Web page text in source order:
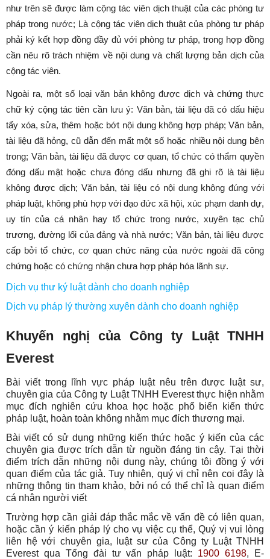
như trên sẽ được làm cộng tác viên dịch thuật của các phòng tư
pháp trong nước; Là cộng tác viên dịch thuật của phòng tư pháp
phải ký kết hợp đồng đầy đủ với phòng tư pháp, trong hợp đồng
cần nêu rõ trách nhiệm về nội dung và chất lượng bản dịch của
cộng tác viên.
Ngoài ra, một số loại văn bản không được dịch và chứng thực
chữ ký cộng tác tiên cần lưu ý: Văn bản, tài liệu đã có dấu hiệu
tẩy xóa, sửa, thêm hoặc bớt nội dung không hợp pháp; Văn bản,
tài liệu đã hỏng, cũ dẫn đến mất một số hoặc nhiều nội dung bên
trong; Văn bản, tài liệu đã được cơ quan, tổ chức có thẩm quyền
đóng dấu mật hoặc chưa đóng dấu nhưng đã ghi rõ là tài liệu
không được dịch; Văn bản, tài liệu có nội dung không đúng với
pháp luật, không phù hợp với đạo đức xã hội, xúc phạm danh dự,
uy tín của cá nhân hay tổ chức trong nước, xuyên tạc chủ
trương, đường lối của đảng và nhà nước; Văn bản, tài liệu được
cấp bởi tổ chức, cơ quan chức năng của nước ngoài đã công
chứng hoặc có chứng nhận chưa hợp pháp hóa lãnh sự.
Dịch vụ thư ký luật dành cho doanh nghiệp
Dịch vụ pháp lý thường xuyên dành cho doanh nghiệp
Khuyến nghị của Công ty Luật TNHH
Everest
Bài viết trong lĩnh vực pháp luật nêu trên được luật sư,
chuyên gia của Công ty Luật TNHH Everest thực hiện nhằm
mục đích nghiên cứu khoa học hoặc phổ biến kiến thức
pháp luật, hoàn toàn không nhằm mục đích thương mại.
Bài viết có sử dụng những kiến thức hoặc ý kiến của các
chuyên gia được trích dẫn từ nguồn đáng tin cậy. Tại thời
điểm trích dẫn những nội dung này, chúng tôi đồng ý với
quan điểm của tác giả. Tuy nhiên, quý vị chỉ nên coi đây là
những thông tin tham khảo, bởi nó có thể chỉ là quan điểm
cá nhân người viết
Trường hợp cần giải đáp thắc mắc về vấn đề có liên quan,
hoặc cần ý kiến pháp lý cho vụ việc cụ thể, Quý vị vui lòng
liên hệ với chuyên gia, luật sư của Công ty Luật TNHH
Everest qua Tổng đài tư vấn pháp luật: 1900 6198, E-